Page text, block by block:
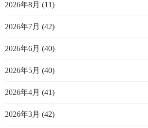
2026年8月 (11)
2026年7月 (42)
2026年6月 (40)
2026年5月 (40)
2026年4月 (41)
2026年3月 (42)